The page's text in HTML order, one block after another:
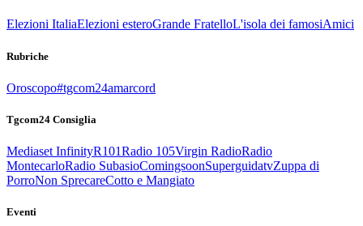
Elezioni ItaliaElezioni esteroGrande FratelloL'isola dei famosiAmici
Rubriche
Oroscopo#tgcom24amarcord
Tgcom24 Consiglia
Mediaset InfinityR101Radio 105Virgin RadioRadio
MontecarloRadio SubasioComingsoonSuperguidatvZuppa di
PorroNon SprecareCotto e Mangiato
Eventi